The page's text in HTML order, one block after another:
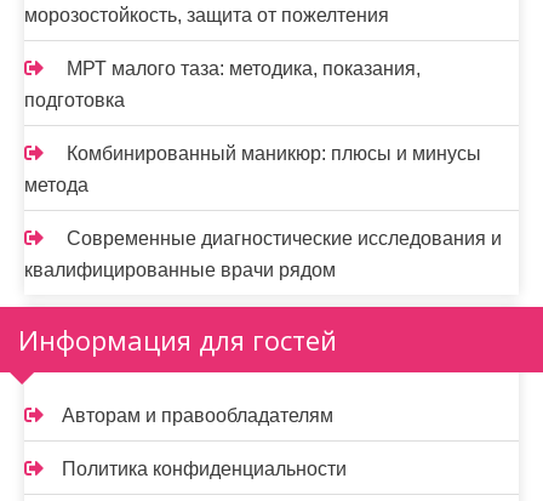
морозостойкость, защита от пожелтения
МРТ малого таза: методика, показания,
подготовка
Комбинированный маникюр: плюсы и минусы
метода
Современные диагностические исследования и
квалифицированные врачи рядом
Информация для гостей
Авторам и правообладателям
Политика конфиденциальности